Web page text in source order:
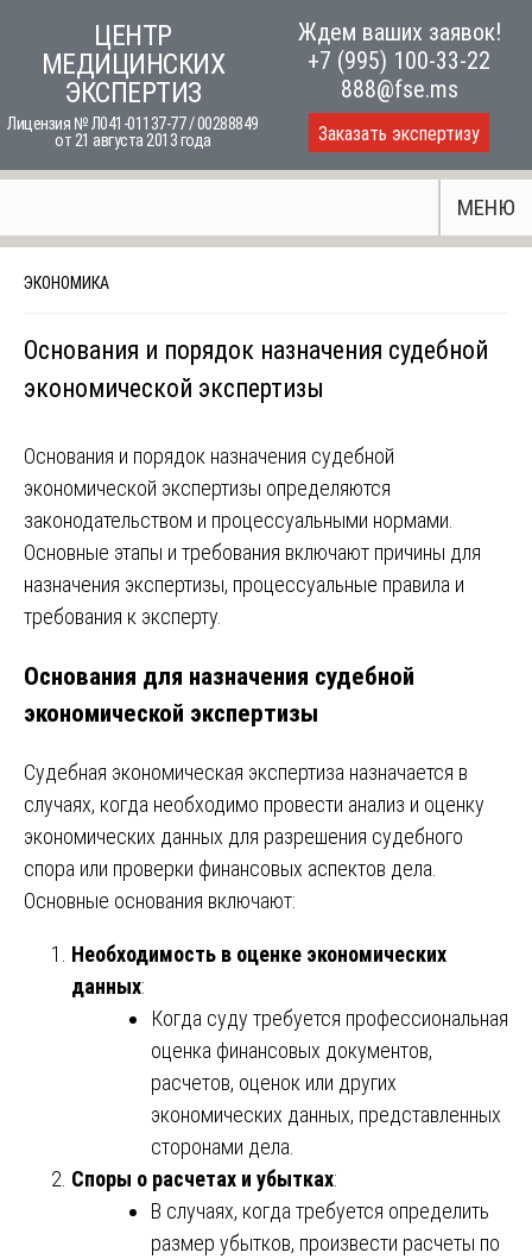
content
ЦЕНТР
МЕДИЦИНСКИХ
ЭКСПЕРТИЗ
Лицензия № Л041-01137-77 / 00288849
от 21 августа 2013 года
Ждем ваших заявок!
+7 (995) 100-33-22
888@fse.ms
Заказать экспертизу
МЕНЮ
ЭКОНОМИКА
Основания и порядок назначения судебной
экономической экспертизы
Основания и порядок назначения судебной
экономической экспертизы определяются
законодательством и процессуальными нормами.
Основные этапы и требования включают причины для
назначения экспертизы, процессуальные правила и
требования к эксперту.
Основания для назначения судебной
экономической экспертизы
Судебная экономическая экспертиза назначается в
случаях, когда необходимо провести анализ и оценку
экономических данных для разрешения судебного
спора или проверки финансовых аспектов дела.
Основные основания включают:
Необходимость в оценке экономических
данных:
Когда суду требуется профессиональная
оценка финансовых документов,
расчетов, оценок или других
экономических данных, представленных
сторонами дела.
Споры о расчетах и убытках:
В случаях, когда требуется определить
размер убытков, произвести расчеты по